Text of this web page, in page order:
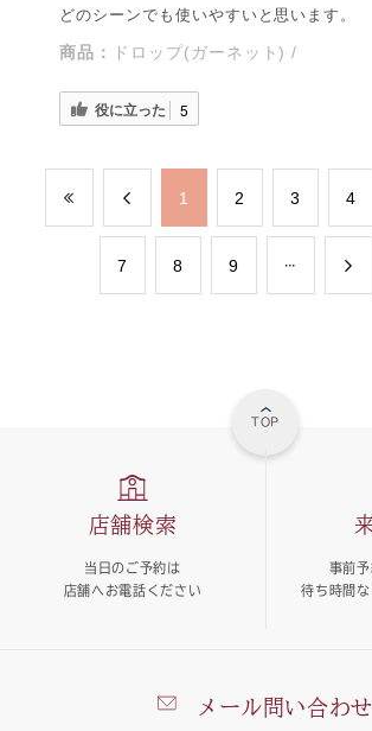
どのシーンでも使いやすいと思います。
商品： ドロップ(ガーネット) /
役に立った 5
​1 ​2 ​3 ​4
​7 ​8 ​9
TOP
メール問い合わせ
店舗検索
当日のご予約は
店舗へお電話ください
事前
待ち時間